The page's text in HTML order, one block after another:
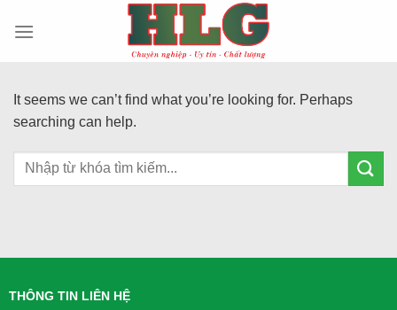
It seems we can’t find what you’re looking for. Perhaps
searching can help.
THÔNG TIN LIÊN HỆ